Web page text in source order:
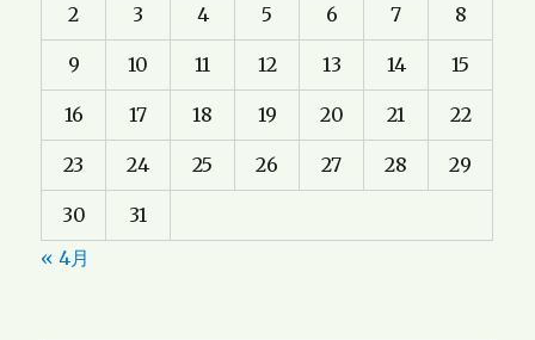
2 3 4 5 6 7 8
9 10 11 12 13 14 15
16 17 18 19 20 21 22
23 24 25 26 27 28 29
30
31
« 4月